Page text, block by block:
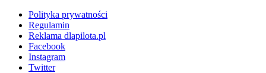
Polityka prywatności
Regulamin
Reklama dlapilota.pl
Facebook
Instagram
Twitter